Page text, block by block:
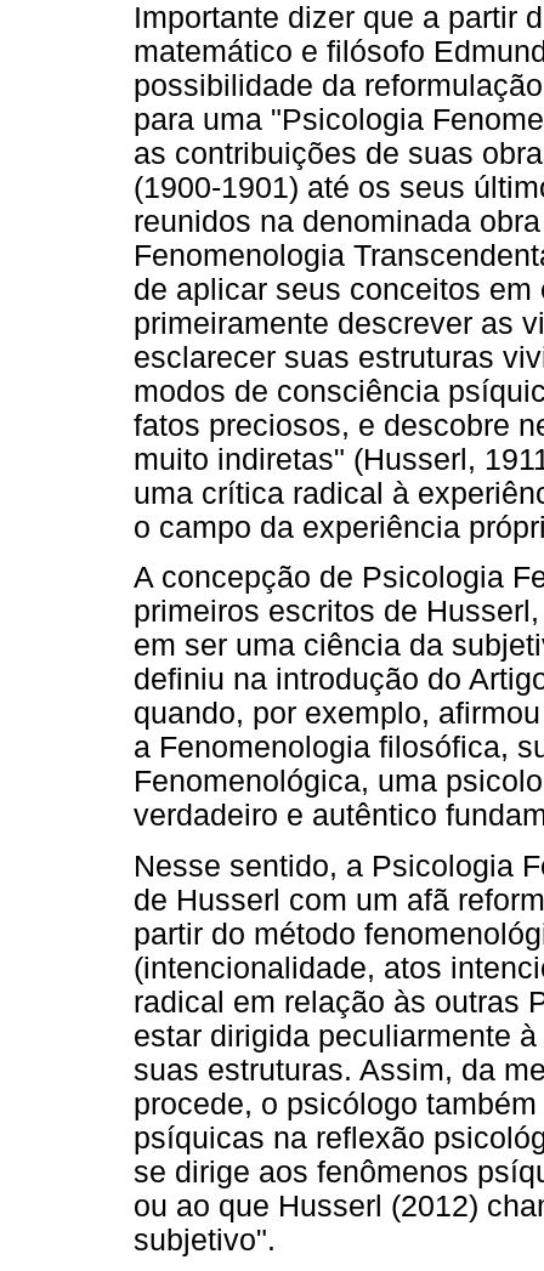
Importante dizer que a partir
matemático e filósofo
possibilidade da
para uma "Psicologia
as contribuições de suas
(1900-1901) até os seus
reunidos na denominada
Fenomenologia
de aplicar seus conceitos
primeiramente descrever as
esclarecer suas estruturas
modos de consciência
fatos preciosos, e descobre
muito indiretas" (Husserl,
uma crítica radical à
o campo da experiência
A concepção de Psicologia
primeiros escritos de
em ser uma ciência da
definiu na introdução do
quando, por exemplo,
a Fenomenologia filosófica,
Fenomenológica, uma
verdadeiro e autêntico
Nesse sentido, a Psicologia
de Husserl com um afã
partir do método
(intencionalidade, atos
radical em relação às outras
estar dirigida peculiarmente
suas estruturas. Assim, da
procede, o psicólogo
psíquicas na reflexão
se dirige aos fenômenos
ou ao que Husserl (2012)
subjetivo".